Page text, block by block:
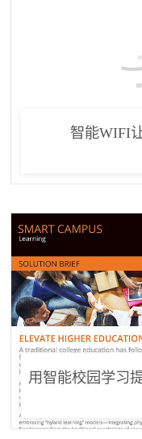
智能WIFI
用智能校园学习